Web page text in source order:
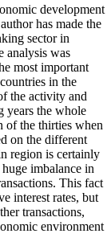
development
has made the
sector in
analysis was
most important
in the
the activity and
years the whole
of the thirties when
on the different
region is certainly
imbalance in
This fact
interest rates, but
transactions,
environment